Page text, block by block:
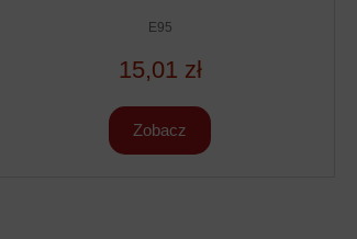
E95
15,01 zł
Zobacz